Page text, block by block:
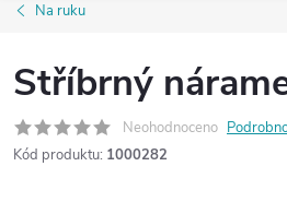
Na ruku
Stříbrný
Neohodnoceno
Kód produktu: 1000282